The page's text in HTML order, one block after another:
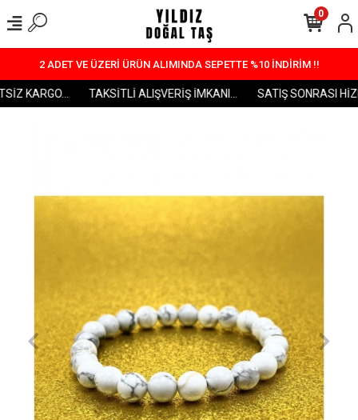
2 ADET VE ÜZERİ ÜRÜN ALIMINDA SEPETTE %10 İNDİRİM !!
KARGO... TAKSİTLİ ALIŞVERİŞ İMKANI... SATIŞ SONRASI
0